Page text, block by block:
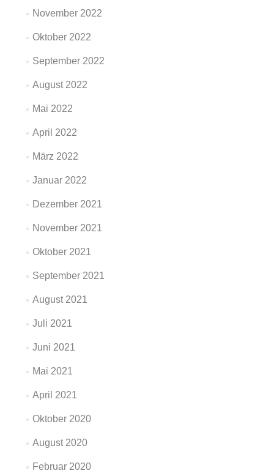
November 2022
Oktober 2022
September 2022
August 2022
Mai 2022
April 2022
März 2022
Januar 2022
Dezember 2021
November 2021
Oktober 2021
September 2021
August 2021
Juli 2021
Juni 2021
Mai 2021
April 2021
Oktober 2020
August 2020
Februar 2020